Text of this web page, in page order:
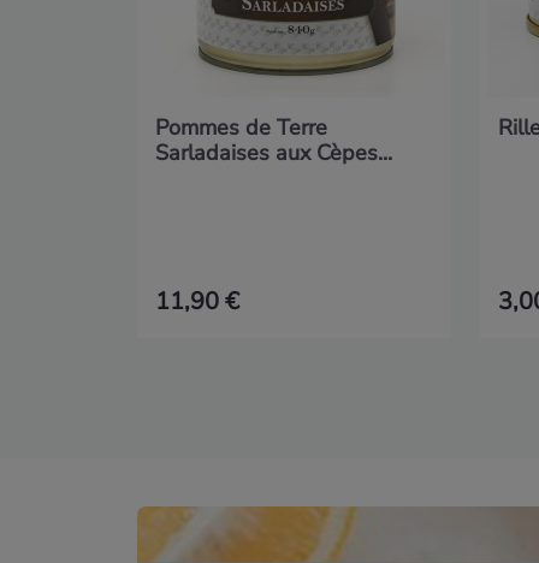
Pommes de Terre
Sarladaises aux Cèpes...
11,90 €